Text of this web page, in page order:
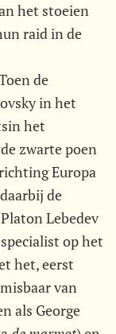
het stoeien
raid in de
de
in het
het
zwarte poen
Europa
de
Lebedev
op het
het, eerst
van
als George